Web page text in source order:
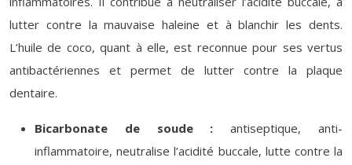
lutter contre la mauvaise haleine et à blanchir les dents.
L’huile de coco, quant à elle, est reconnue pour ses vertus
antibactériennes et permet de lutter contre la plaque
dentaire.
Bicarbonate de soude :antiseptique, anti-
inflammatoire, neutralise l’acidité buccale, lutte contre la